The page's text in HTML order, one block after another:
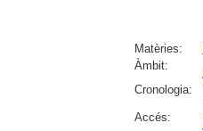
Matèries:
Àmbit:
Cronologia:
Accés: